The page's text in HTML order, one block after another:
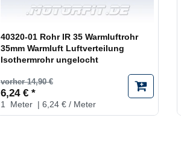
40320-01 Rohr IR 35 Warmluftrohr
35mm Warmluft Luftverteilung
Isothermrohr ungelocht
vorher 14,90 €
6,24 € *
1 Meter | 6,24 € / Meter